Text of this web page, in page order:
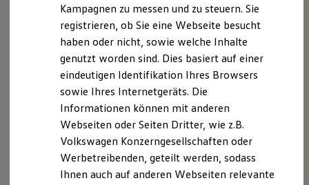
Elektrisch & Autonom
Elektro - & Hybridfahrzeuge
Unser Ansatz
Klimafreundlicher Strom
Reichweite & Ladelösungen
Reichweitensimulator
Ladezeitensimulator
Ladelösungen für Privatkunden
Ladelösungen für Gewerbekunden
Wallbox und Ladekabel
Förderung & Kosten der Elektrofahrzeuge
Fördermöglichkeiten für Privatkunden
Fördermöglichkeiten für Gewerbekunden
Diekow GmbH & Co. KG,Friedrich-Ebert-Straße 66
85055 Ingolstadt,service@ah-diekow.de
besuchen. Im Folgenden informieren wir Sie über die
Verarbeitung Ihrer personenbezogenen Daten durch
uns im Zusammenhang mit Ihrem Besuch unserer
Webseite.
B. Verarbeitung Ihrer personenbezogenen Daten
Unsere Webseite bietet Ihnen verschiedene
Angebote, die wir Ihnen in Bezug auf dabei durch uns
Kampagnen zu messen und zu steuern. Sie
registrieren, ob Sie eine Webseite besucht
haben oder nicht, sowie welche Inhalte
genutzt worden sind. Dies basiert auf einer
eindeutigen Identifikation Ihres Browsers
sowie Ihres Internetgeräts. Die
Informationen können mit anderen
Webseiten oder Seiten Dritter, wie z.B.
Volkswagen Konzerngesellschaften oder
Werbetreibenden, geteilt werden, sodass
Ihnen auch auf anderen Webseiten relevante